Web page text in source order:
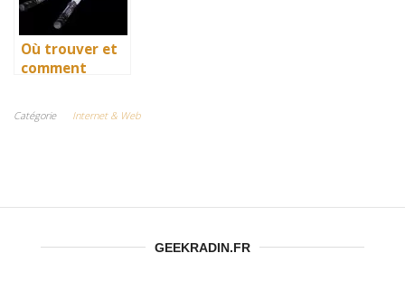
Où trouver et
comment
Catégorie Internet & Web
GEEKRADIN.FR